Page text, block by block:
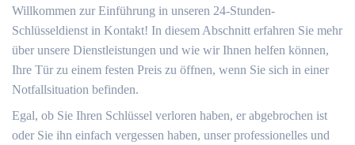
Willkommen zur Einführung in unseren 24-Stunden-
Schlüsseldienst in Kontakt!​ In diesem Abschnitt erfahren Sie mehr
über unsere Dienstleistungen und wie wir Ihnen helfen können,
Ihre Tür zu einem festen Preis zu öffnen, wenn Sie sich in einer
Notfallsituation befinden.​
Egal, ob Sie Ihren Schlüssel verloren haben, er abgebrochen ist
oder Sie ihn einfach vergessen haben, unser professionelles und